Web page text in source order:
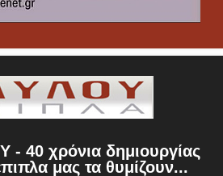
40 χρόνια δημιουργίας
μας τα θυμίζουν...